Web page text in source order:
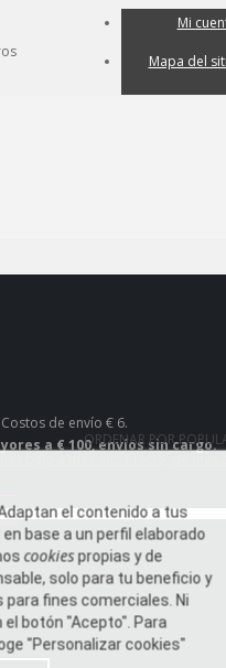
Mi
Mapa del
Mi
el contenido a tus
base a un perfil elaborado
cookiespropias y de
solo para tu beneficio y
fines comerciales. Ni
botón "Acepto". Para
"Personalizar cookies"
ORDENAR POR
Precio, de
Costos de envío € 6.
a € 100, envíos sin cargo.